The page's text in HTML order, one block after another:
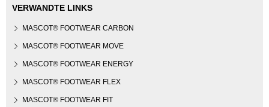
VERWANDTE LINKS
MASCOT® FOOTWEAR CARBON
MASCOT® FOOTWEAR MOVE
MASCOT® FOOTWEAR ENERGY
MASCOT® FOOTWEAR FLEX
MASCOT® FOOTWEAR FIT